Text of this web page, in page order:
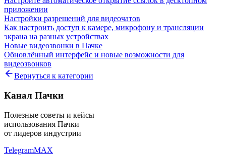
приложении
Настройки разрешений для видеочатов
Как настроить доступ к камере, микрофону и трансляции
экрана на разных устройствах
Новые видеозвонки в Пачке
Обновлённый интерфейс и новые возможности для
видеозвонков
Вернуться к категории
Канал Пачки
Полезные советы и кейсы
использования Пачки
от лидеров индустрии
TelegramMAX